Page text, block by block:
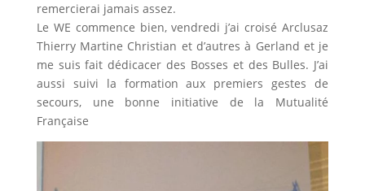
remercierai jamais assez.
Le WE commence bien, vendredi j’ai croisé Arclusaz
Thierry Martine Christian et d’autres à Gerland et je
me suis fait dédicacer des Bosses et des Bulles. J’ai
aussi suivi la formation aux premiers gestes de
secours, une bonne initiative de la Mutualité
Française